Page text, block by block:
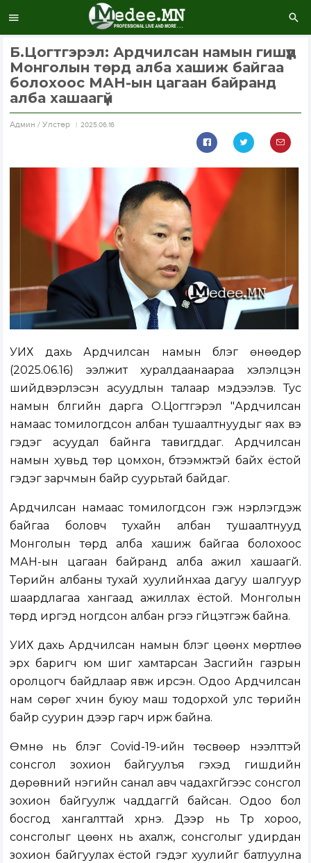
Б.Цогтгэрэл: Ардчилсан намын гишүүд
Монголын төрд алба хашиж байгаа
болохоос МАН-ын цагаан байранд
алба хашаагүй
Aдмин / Улстөр 2025.06.16
УИХ дахь Ардчилсан намын бүлэг өнөөдөр
(2025.06.16) ээлжит хуралдаанаараа хэлэлцэн
шийдвэрлэсэн асуудлын талаар мэдээлэв. Тус
намын бүлгийн дарга О.Цогтгэрэл "Ардчилсан
намаас томилогдсон албан тушаалтнуудыг яах вэ
гэдэг асуудал байнга тавигддаг. Ардчилсан
намын хувьд төр цомхон, бүтээмжтэй байх ёстой
гэдэг зарчмын байр суурьтай байдаг.
Ардчилсан намаас томилогдсон гэж нэрлэгдэж
байгаа боловч тухайн албан тушаалтнууд
Монголын төрд алба хашиж байгаа болохоос
МАН-ын цагаан байранд алба ажил хашаагүй.
Төрийн албаны тухай хуулийнхаа дагуу шалгуур
шаардлагаа хангаад ажиллах ёстой. Монголын
төрд иргэд ногдсон албан үүргээ гүйцэтгэж байна.
УИХ дахь Ардчилсан намын бүлэг цөөнх мөртлөө
эрх баригч юм шиг хамтарсан Засгийн газрын
оролцогч байдлаар явж ирсэн. Одоо Ардчилсан
нам сөрөг хүчин буюу маш тодорхой улс төрийн
байр суурин дээр гарч ирж байна.
Өмнө нь бүлэг Covid-19-ийн төсвөөр нээлттэй
сонсгол зохион байгуулъя гэхэд гишүүдийн
дөрөвний нэгийн санал авч чадахгүйгээс сонсгол
зохион байгуулж чаддаггүй байсан. Одоо бол
босгод хангалттай хүрнэ. Дээр нь Түр хороо,
сонсголыг цөөнх нь ахалж, сонсголыг удирдан
зохион байгуулах ёстой гэдэг хуулийг батлуулна